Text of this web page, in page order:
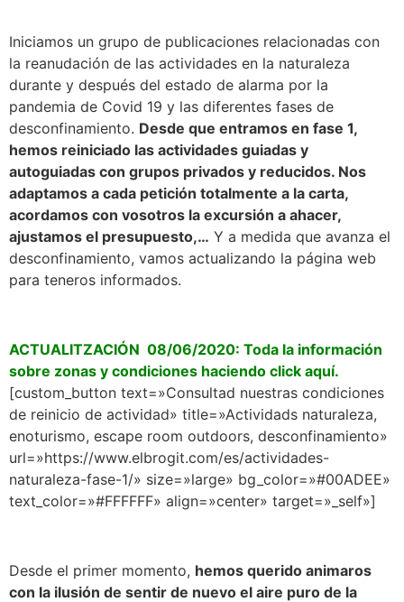
Iniciamos un grupo de publicaciones relacionadas con
la reanudación de las actividades en la naturaleza
durante y después del estado de alarma por la
pandemia de Covid 19 y las diferentes fases de
desconfinamiento. Desde que entramos en fase 1,
hemos reiniciado las actividades guiadas y
autoguiadas con grupos privados y reducidos. Nos
adaptamos a cada petición totalmente a la carta,
acordamos con vosotros la excursión a ahacer,
ajustamos el presupuesto,… Y a medida que avanza el
desconfinamiento, vamos actualizando la página web
para teneros informados.
ACTUALITZACIÓN 08/06/2020: Toda la información
sobre zonas y condiciones haciendo click aquí.
[custom_button text=»Consultad nuestras condiciones
de reinicio de actividad» title=»Actividads naturaleza,
enoturismo, escape room outdoors, desconfinamiento»
url=»https://www.elbrogit.com/es/actividades-
naturaleza-fase-1/» size=»large» bg_color=»#00ADEE»
text_color=»#FFFFFF» align=»center» target=»_self»]
Desde el primer momento, hemos querido animaros
con la ilusión de sentir de nuevo el aire puro de la